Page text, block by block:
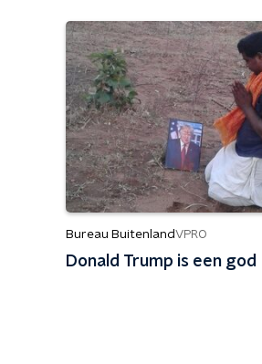
Bureau BuitenlandVPRO
Donald Trump is een god